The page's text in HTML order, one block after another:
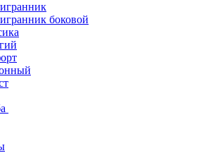
боковой